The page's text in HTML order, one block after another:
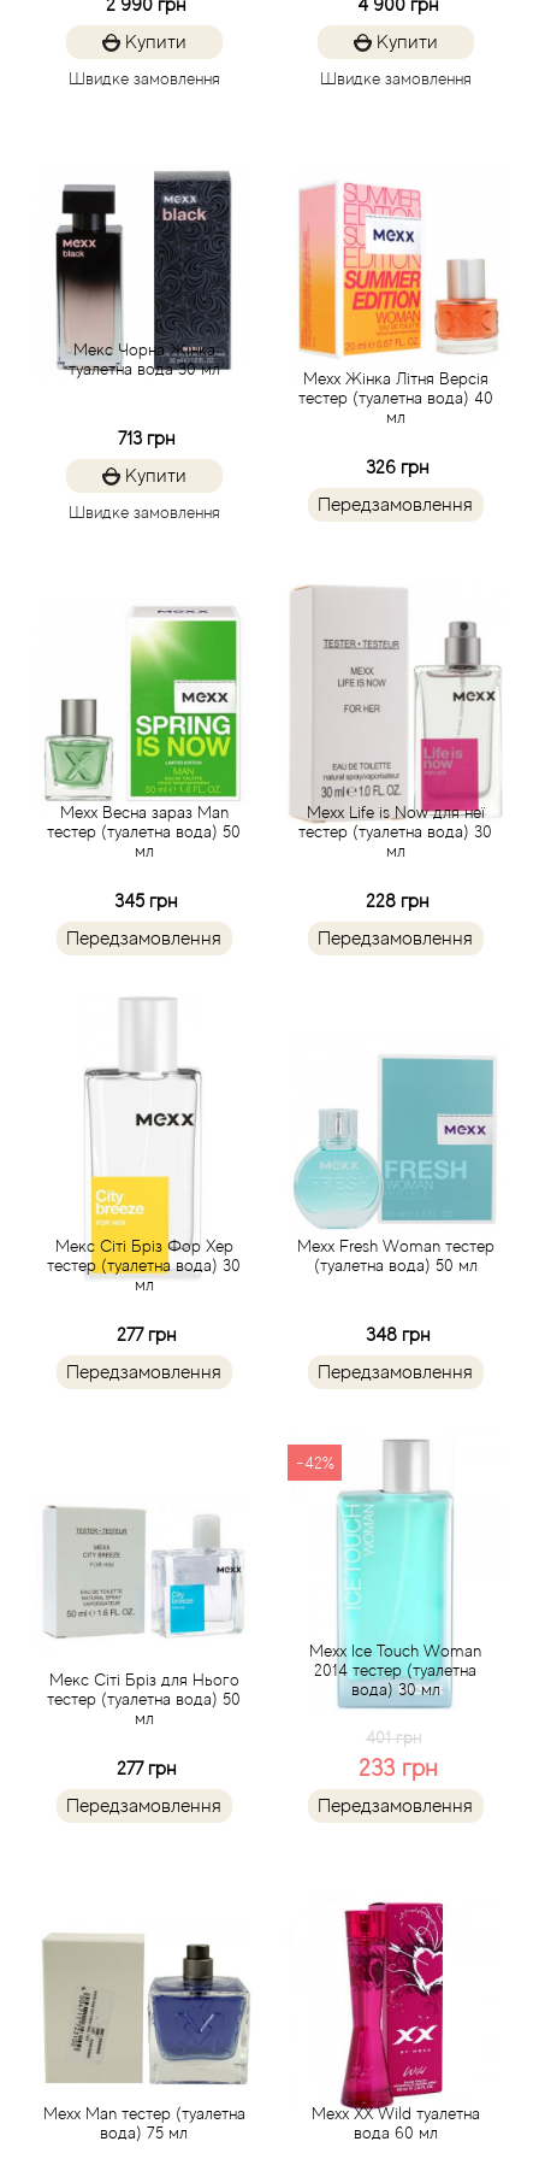
2 990 грн
Купити
Швидке замовлення
4 900 грн
Купити
Швидке замовлення
Мекс Чорна Жінка
туалетна вода 30 мл
713 грн
Купити
Швидке замовлення
Mexx Жінка Літня Версія
тестер (туалетна вода) 40
мл
326 грн
Передзамовлення
Mexx Весна зараз Man
тестер (туалетна вода) 50
мл
345 грн
Передзамовлення
Mexx Life is Now для неї
тестер (туалетна вода) 30
мл
228 грн
Передзамовлення
Мекс Сіті Бріз Фор Хер
тестер (туалетна вода) 30
мл
277 грн
Передзамовлення
Mexx Fresh Woman тестер
(туалетна вода) 50 мл
348 грн
Передзамовлення
Мекс Сіті Бріз для Нього
тестер (туалетна вода) 50
мл
277 грн
Передзамовлення
-42%
Mexx Ice Touch Woman
2014 тестер (туалетна
вода) 30 мл
401 грн
233 грн
Передзамовлення
Mexx Man тестер (туалетна
вода) 75 мл
Mexx XX Wild туалетна
вода 60 мл
Agent Provocateur
Agonist
Aj Arabia (Widian)
Ajmal
Al Haramain
Al Jazeera
Alexander McQueen
Alyson Oldoini
Alyssa Ashley
Amouage
Amouroud
Angel Schlesser
Anima Mundi
Anna Sui
Anne Fontaine
Antonio Banderas
Antonio Puig
Antonio Visconti
Arabesque Perfumes
Ariana Grande
Armaf
Armand Basi